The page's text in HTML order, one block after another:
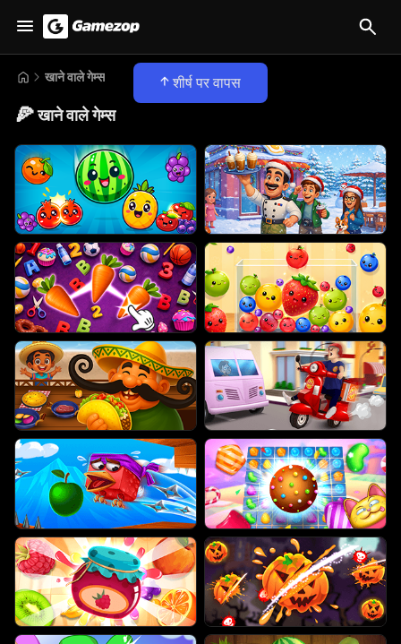
शीर्ष पर वापस
खाने वाले गेम्स
🍕खाने वाले गेम्स